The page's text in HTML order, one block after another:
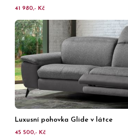
41 980,- Kč
Luxusní pohovka Glide v látce
45 500,- Kč